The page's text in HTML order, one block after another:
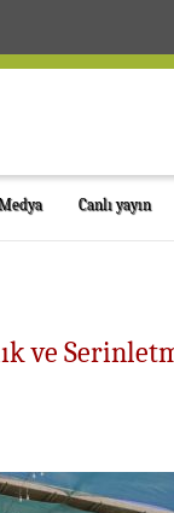
Canlı yayın
ve